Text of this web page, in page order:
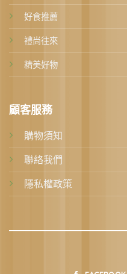
好食推薦
禮尚往來
精美好物
顧客服務
購物須知
聯絡我們
隱私權政策